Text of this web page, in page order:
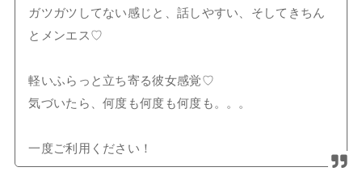
ガツガツしてない感じと、話しやすい、そしてきちん
とメンエス♡
軽いふらっと立ち寄る彼女感覚♡
気づいたら、何度も何度も何度も。。。
一度ご利用ください！